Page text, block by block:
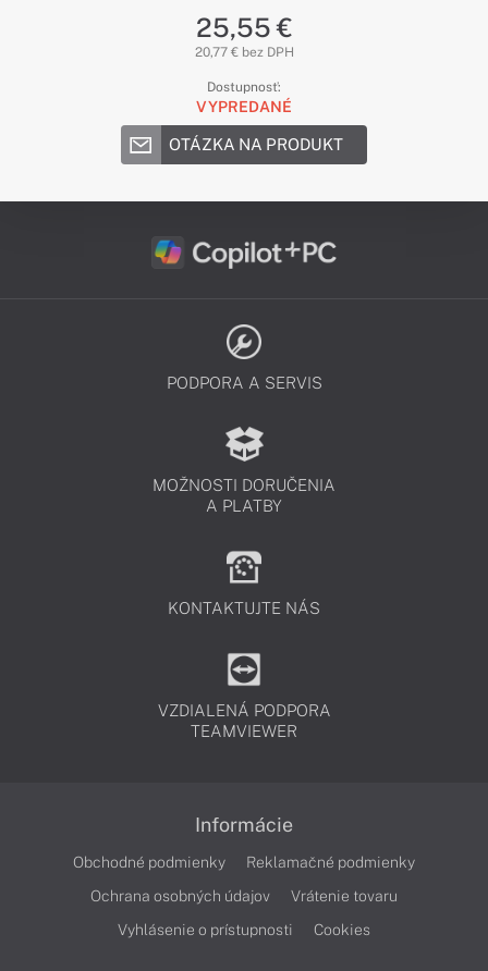
25,55 €
20,77 € bez DPH
Dostupnosť:
VYPREDANÉ
OTÁZKA NA PRODUKT
PODPORA A SERVIS
MOŽNOSTI DORUČENIA
A PLATBY
KONTAKTUJTE NÁS
VZDIALENÁ PODPORA
TEAMVIEWER
Informácie
Obchodné podmienky
Reklamačné podmienky
Ochrana osobných údajov
Vrátenie tovaru
Vyhlásenie o prístupnosti
Cookies